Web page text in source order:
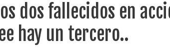
dos fallecidos en
hay un tercero..